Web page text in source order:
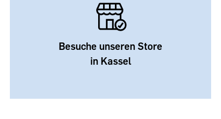
Besuche unseren Store
in Kassel